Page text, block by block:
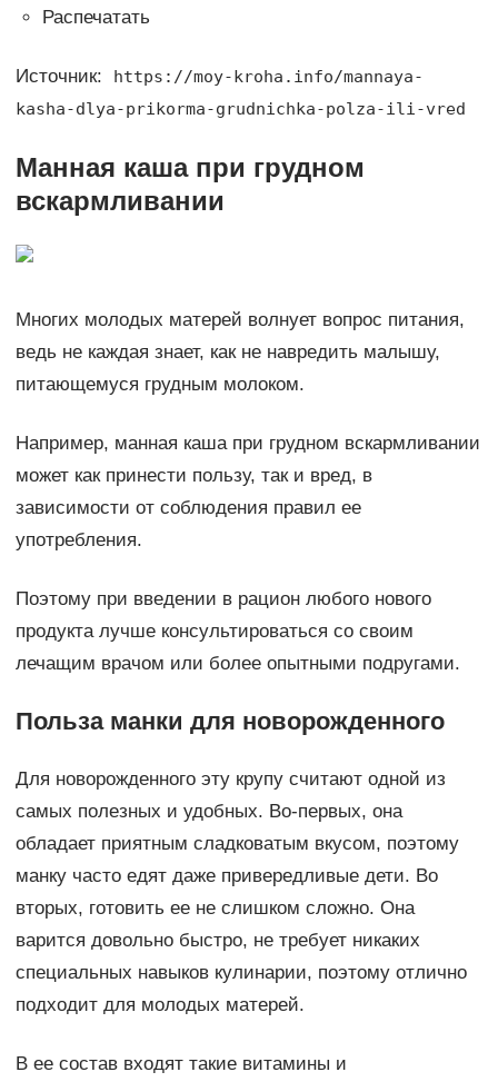
Распечатать
Источник:
https://moy-kroha.info/mannaya-
kasha-dlya-prikorma-grudnichka-polza-ili-vred
Манная каша при грудном
вскармливании
Многих молодых матерей волнует вопрос питания,
ведь не каждая знает, как не навредить малышу,
питающемуся грудным молоком.
Например, манная каша при грудном вскармливании
может как принести пользу, так и вред, в
зависимости от соблюдения правил ее
употребления.
Поэтому при введении в рацион любого нового
продукта лучше консультироваться со своим
лечащим врачом или более опытными подругами.
Польза манки для новорожденного
Для новорожденного эту крупу считают одной из
самых полезных и удобных. Во-первых, она
обладает приятным сладковатым вкусом, поэтому
манку часто едят даже привередливые дети. Во
вторых, готовить ее не слишком сложно. Она
варится довольно быстро, не требует никаких
специальных навыков кулинарии, поэтому отлично
подходит для молодых матерей.
В ее состав входят такие витамины и